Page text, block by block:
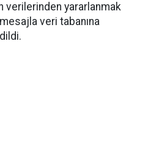
verilerinden yararlanmak
veri tabanına